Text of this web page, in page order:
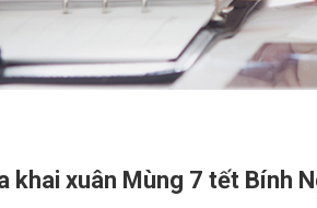
khai xuân Mùng 7 tết Bính